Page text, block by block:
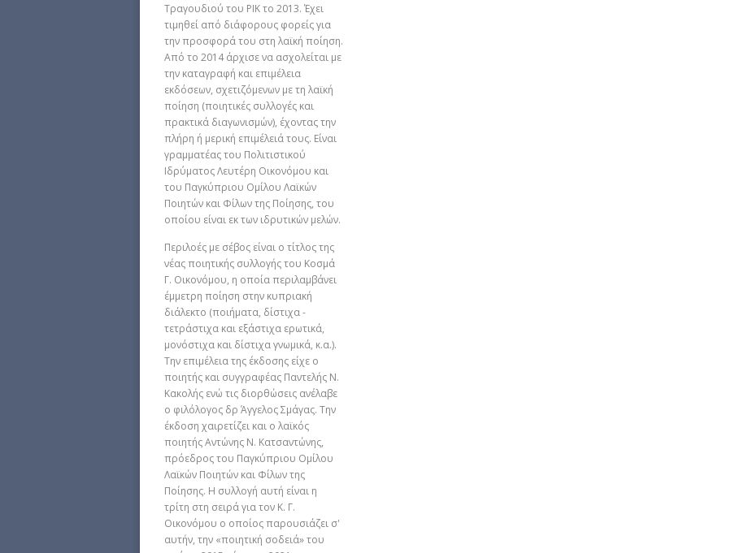
Τραγουδιού του ΡΙΚ το 2013. Έχει
τιμηθεί από διάφορους φορείς για
την προσφορά του στη λαϊκή ποίηση.
Από το 2014 άρχισε να ασχολείται με
την καταγραφή και επιμέλεια
εκδόσεων, σχετιζόμενων με τη λαϊκή
ποίηση (ποιητικές συλλογές και
πρακτικά διαγωνισμών), έχοντας την
πλήρη ή μερική επιμέλειά τους. Είναι
γραμματέας του Πολιτιστικού
Ιδρύματος Λευτέρη Οικονόμου και
του Παγκύπριου Ομίλου Λαϊκών
Ποιητών και Φίλων της Ποίησης, του
οποίου είναι εκ των ιδρυτικών μελών.
Περιλοές με σέβος είναι ο τίτλος της
νέας ποιητικής συλλογής του Κοσμά
Γ. Οικονόμου, η οποία περιλαμβάνει
έμμετρη ποίηση στην κυπριακή
διάλεκτο (ποιήματα, δίστιχα -
τετράστιχα και εξάστιχα ερωτικά,
μονόστιχα και δίστιχα γνωμικά, κ.α.).
Την επιμέλεια της έκδοσης είχε ο
ποιητής και συγγραφέας Παντελής Ν.
Κακολής ενώ τις διορθώσεις ανέλαβε
ο φιλόλογος δρ Άγγελος Σμάγας. Την
έκδοση χαιρετίζει και ο λαϊκός
ποιητής Αντώνης Ν. Κατσαντώνης,
πρόεδρος του Παγκύπριου Ομίλου
Λαϊκών Ποιητών και Φίλων της
Ποίησης. Η συλλογή αυτή είναι η
τρίτη στη σειρά για τον Κ. Γ.
Οικονόμου ο οποίος παρουσιάζει σ'
αυτήν, την «ποιητική σοδειά» του